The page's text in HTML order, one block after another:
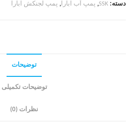
دسته:SSK
, پمپ آب ابارا, پمپ لجنکش ابارا
توضیحات
توضیحات تکمیلی
نظرات (0)